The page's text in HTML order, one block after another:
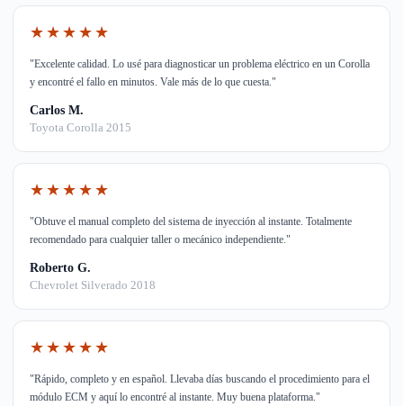
★★★★★
"Excelente calidad. Lo usé para diagnosticar un problema eléctrico en un Corolla
y encontré el fallo en minutos. Vale más de lo que cuesta."
Carlos M.
Toyota Corolla 2015
★★★★★
"Obtuve el manual completo del sistema de inyección al instante. Totalmente
recomendado para cualquier taller o mecánico independiente."
Roberto G.
Chevrolet Silverado 2018
★★★★★
"Rápido, completo y en español. Llevaba días buscando el procedimiento para el
módulo ECM y aquí lo encontré al instante. Muy buena plataforma."